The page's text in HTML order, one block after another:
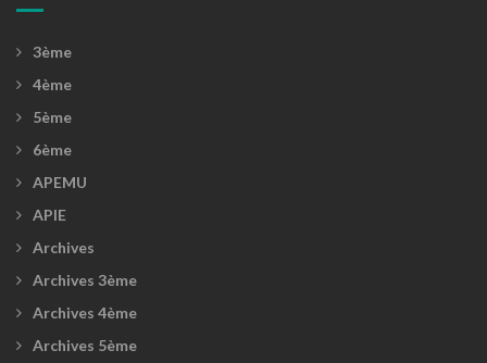
3ème
4ème
5ème
6ème
APEMU
APIE
Archives
Archives 3ème
Archives 4ème
Archives 5ème